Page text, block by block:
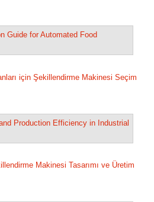
için Şekillendirme Makinesi Seçim
Makinesi Tasarımı ve Üretim